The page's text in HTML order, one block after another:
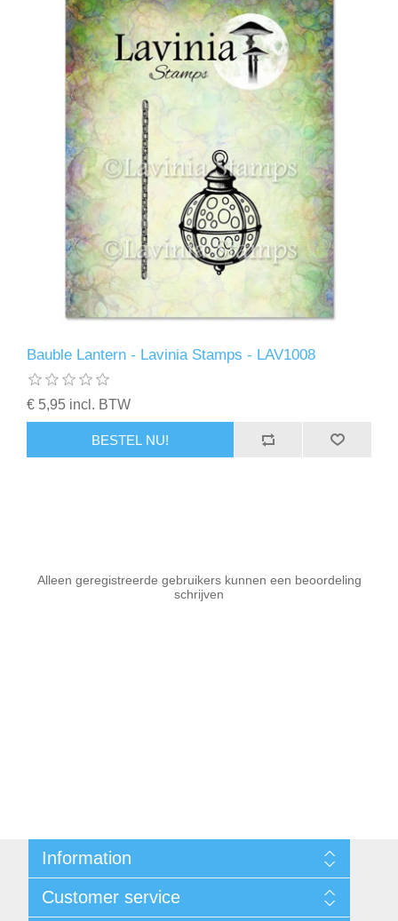
Bauble Lantern - Lavinia Stamps - LAV1008
€ 5,95 incl. BTW
BESTEL NU!
Alleen geregistreerde gebruikers kunnen een beoordeling
schrijven
Information
Voorwaarden
Customer service